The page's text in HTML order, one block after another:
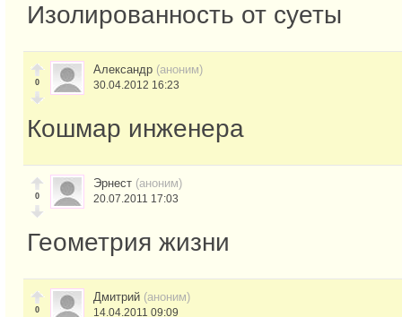
Изолированность от суеты
0
Александр (аноним)
30.04.2012 16:23
Кошмар инженера
0
Эрнест (аноним)
20.07.2011 17:03
Геометрия жизни
0
Дмитрий (аноним)
14.04.2011 09:09